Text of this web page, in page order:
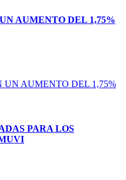
AUMENTO DEL 1,75%
PARA LOS